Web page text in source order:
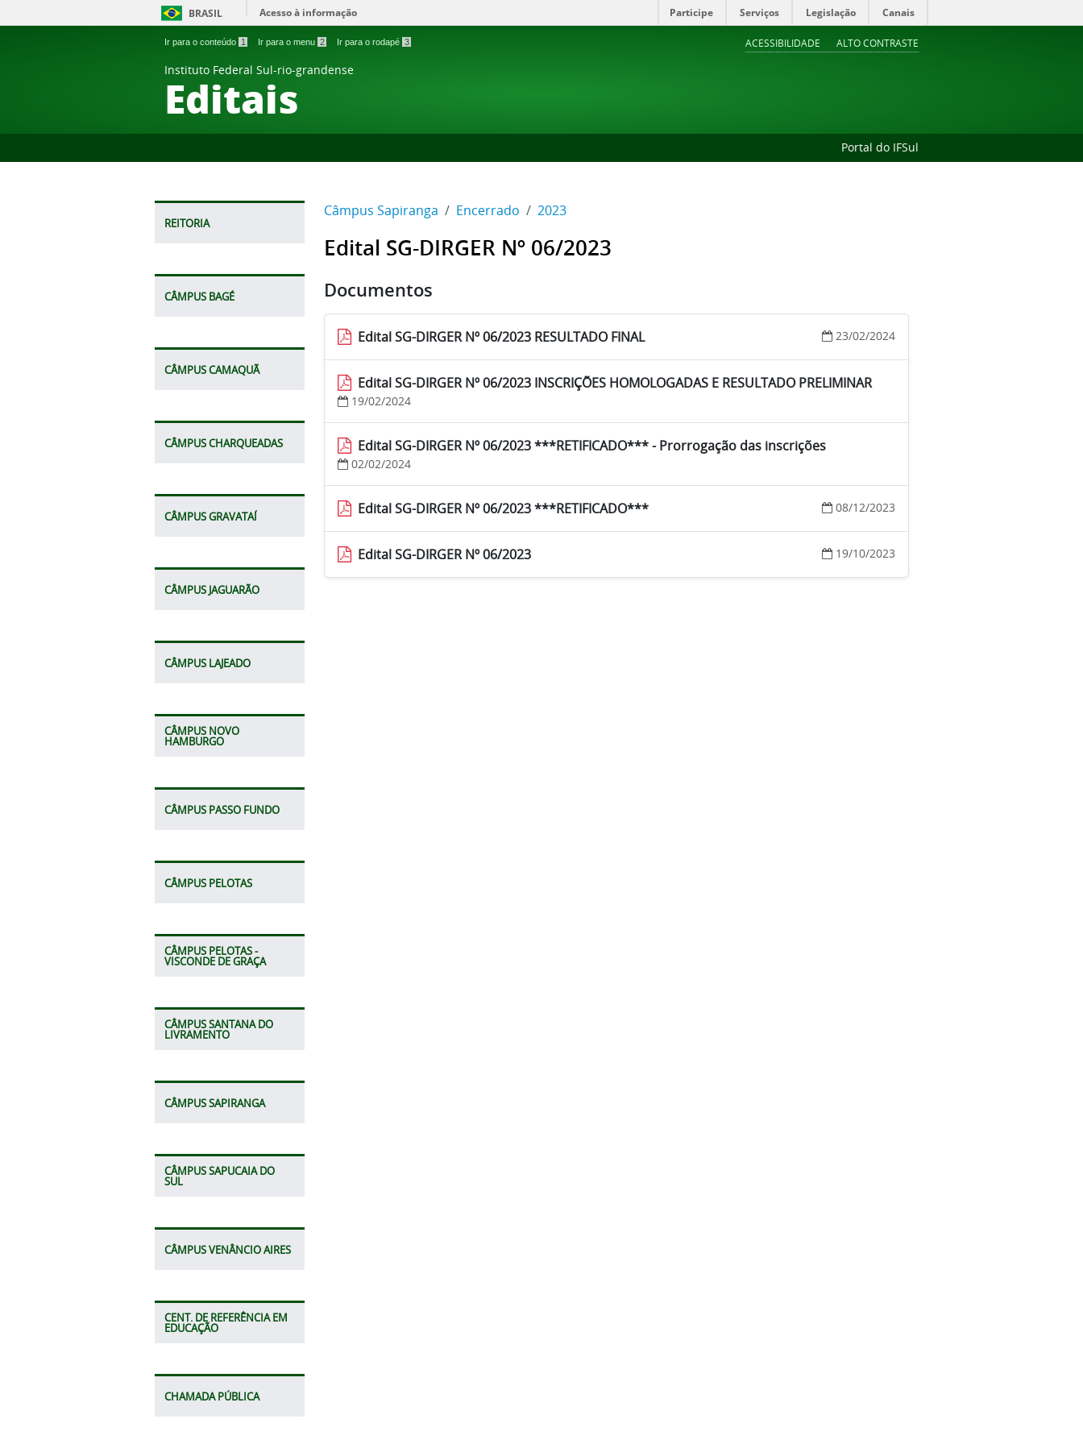
BRASIL Acesso à informação Participe Serviços Legislação Canais
Ir para o conteúdo 1 Ir para o menu 2 Ir para o rodapé 3 ACESSIBILIDADE ALTO CONTRASTE
Instituto Federal Sul-rio-grandense
Editais
Portal do IFSul
REITORIA
CÂMPUS BAGÉ
CÂMPUS CAMAQUÃ
CÂMPUS CHARQUEADAS
CÂMPUS GRAVATAÍ
CÂMPUS JAGUARÃO
CÂMPUS LAJEADO
CÂMPUS NOVO
HAMBURGO
CÂMPUS PASSO FUNDO
CÂMPUS PELOTAS
CÂMPUS PELOTAS -
VISCONDE DE GRAÇA
CÂMPUS SANTANA DO
LIVRAMENTO
CÂMPUS SAPIRANGA
CÂMPUS SAPUCAIA DO
SUL
CÂMPUS VENÂNCIO AIRES
CENT. DE REFERÊNCIA EM
EDUCAÇÃO
CHAMADA PÚBLICA
Câmpus Sapiranga Encerrado 2023
Edital SG-DIRGER Nº 06/2023
Documentos
Edital SG-DIRGER Nº 06/2023 RESULTADO FINAL 23/02/2024
Edital SG-DIRGER Nº 06/2023 INSCRIÇÕES HOMOLOGADAS E RESULTADO PRELIMINAR
19/02/2024
Edital SG-DIRGER Nº 06/2023 ***RETIFICADO*** - Prorrogação das inscrições
02/02/2024
Edital SG-DIRGER Nº 06/2023 ***RETIFICADO*** 08/12/2023
Edital SG-DIRGER Nº 06/2023 19/10/2023